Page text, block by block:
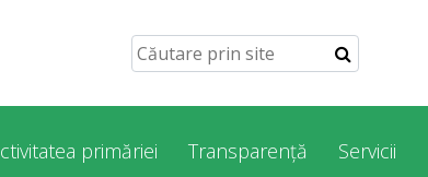
primăriei Transparență Servicii